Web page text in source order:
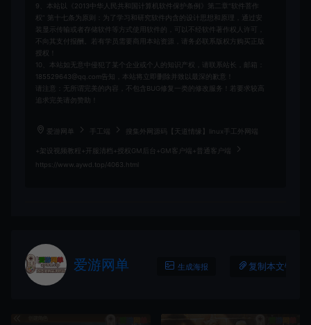
9、本站以《2013中华人民共和国计算机软件保护条例》第二章"软件菩作
权” 第十七条为原则：为了学习和研究软件内含的设计思想和原理，通过安
装显示传输或者存储软件等方式使用软件的，可以不经软件著作权人许可，
不向其支付报酬。若有学员需要商用本站资源，请务必联系版权方购买正版
授权！
10、本站如无意中侵犯了某个企业或个人的知识产权，请联系站长，邮箱：
185529643@qq.com告知，本站将立即删除并致以最深的歉意！
请注意：无所谓完美的内容，不包含BUG修复一类的修改服务！若要求较高
追求完美请勿赞助！
爱游网单 手工端 搜集外网源码【天道情缘】linux手工外网端
+架设视频教程+开服清档+授权GM后台+GM客户端+普通客户端
https://www.aywd.top/4063.html
爱游网单 生成海报 复制本文链接